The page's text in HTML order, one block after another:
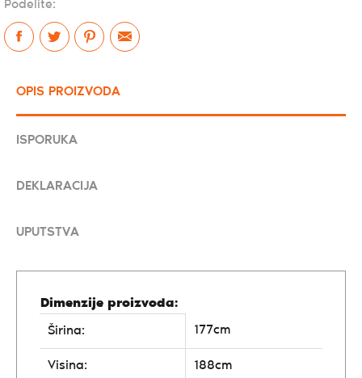
Podelite:
OPIS PROIZVODA
ISPORUKA
DEKLARACIJA
UPUTSTVA
Dimenzije proizvoda:
Širina:
177cm
Visina: 188cm